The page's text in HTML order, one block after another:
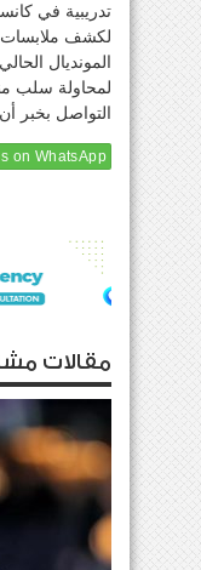
تدريبية في
لكشف ملابسات
المونديال
لمحاولة سلب
التواصل بخبر
on WhatsApp
مقالات